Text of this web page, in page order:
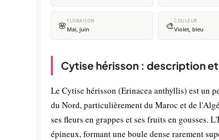
🌸 FLORAISON
Mai, juin 🎨COULEUR
Violet, bleu
Cytise hérisson : description
Le Cytise hérisson (Erinacea anthyllis) est un
du Nord, particulièrement du Maroc et de
ses fleurs en grappes et ses fruits en gousses.
épineux, formant une boule dense rarement